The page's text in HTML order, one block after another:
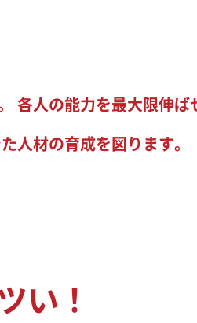
各人の能力を最大限伸ば
人材の育成を図ります。
い！